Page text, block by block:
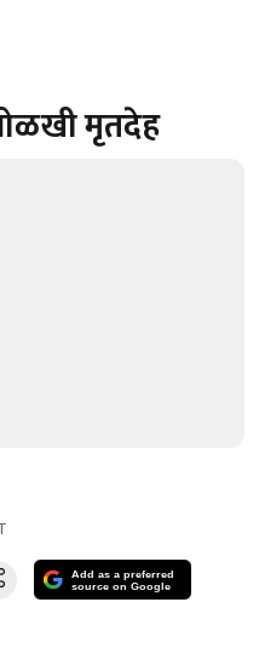
मृतदेह
Add as a preferred
source on Google